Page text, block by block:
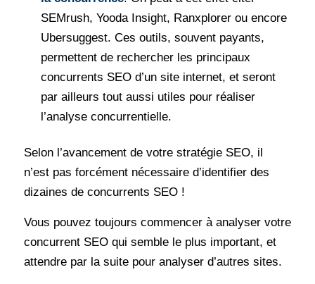
SEMrush, Yooda Insight, Ranxplorer ou encore
Ubersuggest. Ces outils, souvent payants,
permettent de rechercher les principaux
concurrents SEO d’un site internet, et seront
par ailleurs tout aussi utiles pour réaliser
l’analyse concurrentielle.
Selon l’avancement de votre stratégie SEO, il
n’est pas forcément nécessaire d’identifier des
dizaines de concurrents SEO !
Vous pouvez toujours commencer à analyser votre
concurrent SEO qui semble le plus important, et
attendre par la suite pour analyser d’autres sites.